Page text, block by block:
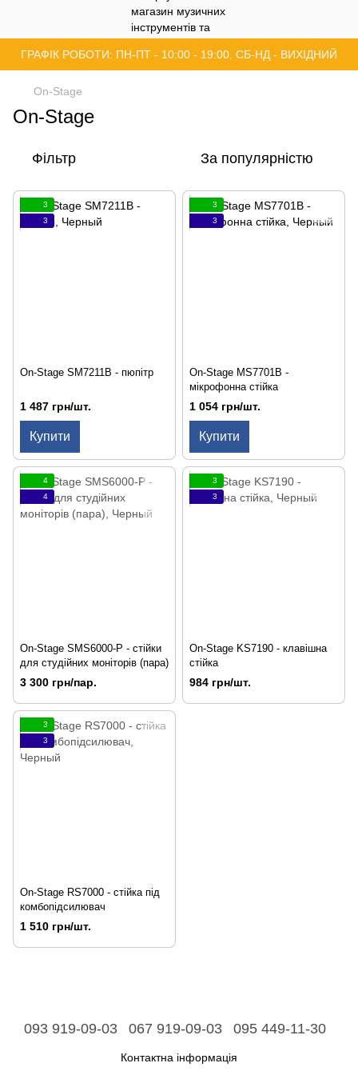
ГРАФІК РОБОТИ: ПН-ПТ - 10:00 - 19:00. СБ-НД - ВИХІДНИЙ
On-Stage
On-Stage
Фільтр За популярністю
3
3
On-Stage SM7211B - пюпітр
1 487 грн/шт.
Купити
3
3
On-Stage MS7701B -
мікрофонна стійка
1 054 грн/шт.
Купити
4
4
On-Stage SMS6000-P - стійки
для студійних моніторів (пара)
3 300 грн/пар.
3
3
On-Stage KS7190 - клавішна
стійка
984 грн/шт.
3
3
On-Stage RS7000 - стійка під
комбопідсилювач
1 510 грн/шт.
093 919-09-03 067 919-09-03 095 449-11-30
Контактна інформація